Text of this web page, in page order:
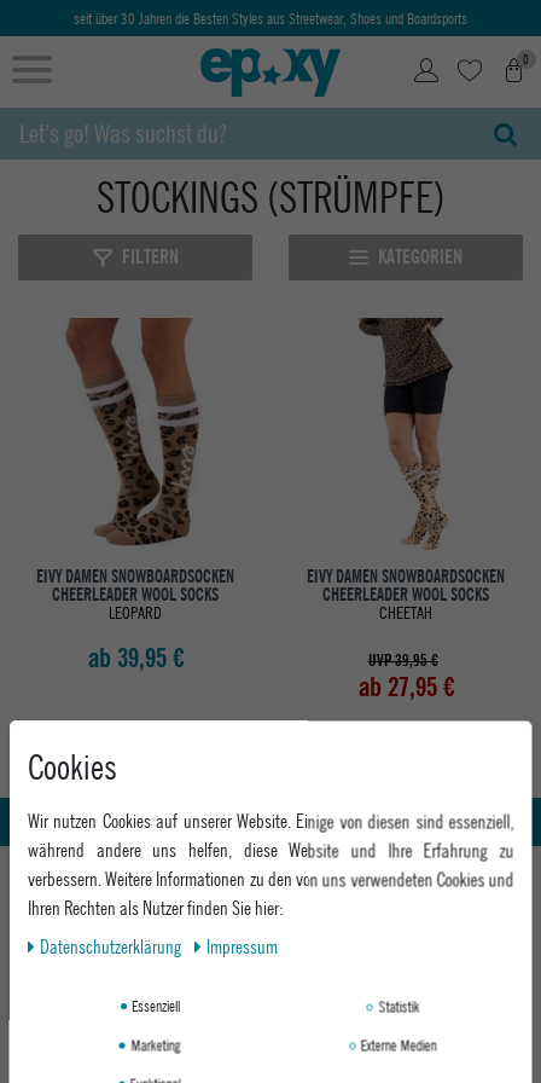
seit über 30 Jahren die Besten Styles aus Streetwear, Shoes und Boardsports
0
STOCKINGS (STRÜMPFE)
FILTERN KATEGORIEN
EIVY DAMEN SNOWBOARDSOCKEN
CHEERLEADER WOOL SOCKS
LEOPARD
ab 39,95 €
EIVY DAMEN SNOWBOARDSOCKEN
CHEERLEADER WOOL SOCKS
CHEETAH
UVP 39,95 €
ab 27,95 €
Whatsapp Support
HILFE UND BERATUNG
Beratung
Zahlung & Versand
INFO & KONTAKT
Montag - Freitag: 8:00 - 18:00
We Care - Wiederverwendete Verpackungen
Cookies
Wir nutzen Cookies auf unserer Website. Einige von diesen sind essenziell,
während andere uns helfen, diese Website und Ihre Erfahrung zu
verbessern. Weitere Informationen zu den von uns verwendeten Cookies und
Ihren Rechten als Nutzer finden Sie hier:
Daten­schutz­erklärung
Impressum
Essenziell
Statistik
Marketing
Externe Medien